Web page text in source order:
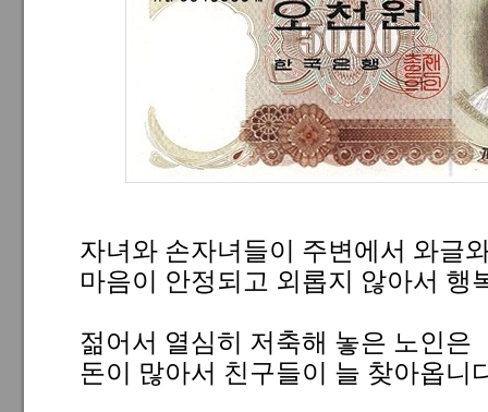
자녀와 손자녀들이 주변에서 와글
마음이 안정되고 외롭지 않아서 행
젊어서 열심히 저축해 놓은 노인은
돈이 많아서 친구들이 늘 찾아옵니